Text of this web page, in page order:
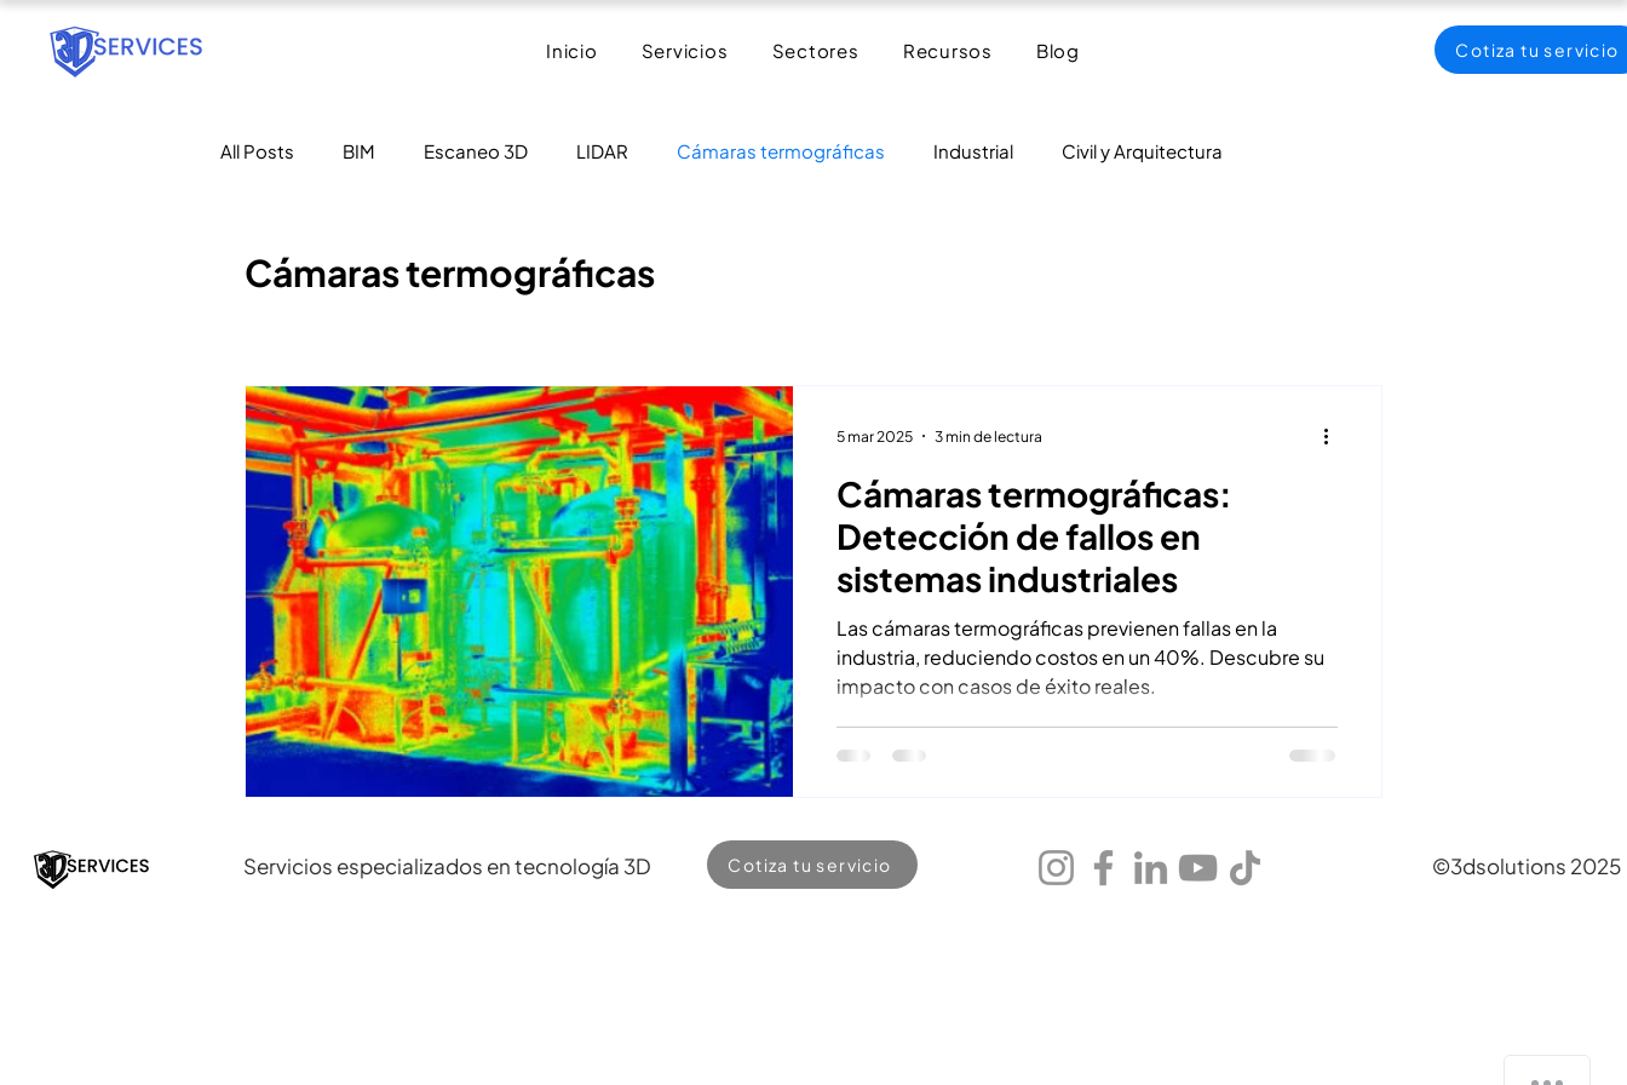
Inicio Servicios Sectores Recursos Blog Cotiza tu servicio
All Posts BIM Escaneo 3D LIDAR Cámaras termográficas Industrial Civil y Arquitectura
Cámaras termográficas
Cámaras termográficas:
Detección de fallos en
sistemas industriales
Las cámaras termográficas previenen fallas en la
industria, reduciendo costos en un 40%. Descubre su
impacto con casos de éxito reales.
5 mar 2025 3 min de lectura
Servicios especializados en tecnología 3D Cotiza tu servicio ©3dsolutions 2025